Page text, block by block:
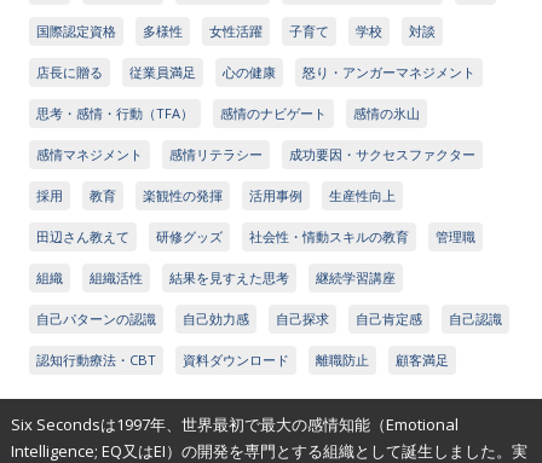
国際認定資格 多様性 女性活躍 子育て 学校 対談
店長に贈る 従業員満足 心の健康 怒り・アンガーマネジメント
思考・感情・行動（TFA） 感情のナビゲート 感情の氷山
感情マネジメント 感情リテラシー 成功要因・サクセスファクター
採用 教育 楽観性の発揮 活用事例 生産性向上
田辺さん教えて 研修グッズ 社会性・情動スキルの教育 管理職
組織 組織活性 結果を見すえた思考 継続学習講座
自己パターンの認識 自己効力感 自己探求 自己肯定感 自己認識
認知行動療法・CBT 資料ダウンロード 離職防止 顧客満足
Six Secondsは1997年、世界最初で最大の感情知能（Emotional
Intelligence; EQ又はEI）の開発を専門とする組織として誕生しました。実